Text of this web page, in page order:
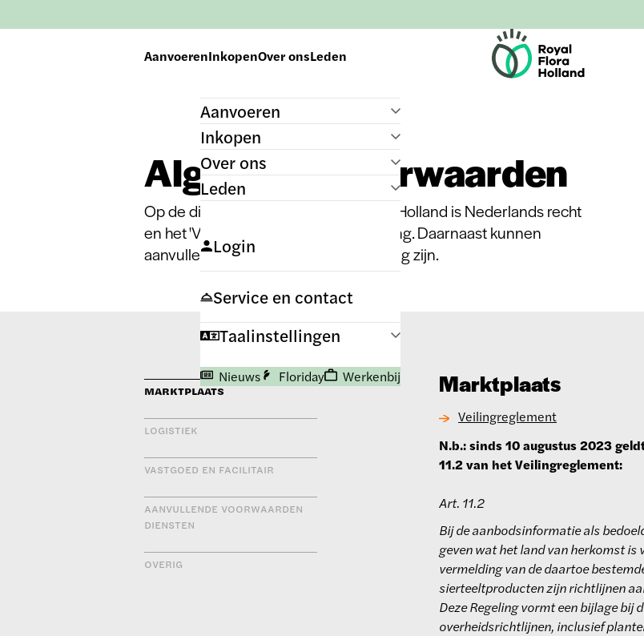
AanvoerenInkopenOver onsLeden
m
Aanvoeren
Inkopen
Over ons
Leden
Login
Service en contact
Taalinstellingen
Nieuws Floriday Werkenbij
Algemene voorwaarden
Op de dienstverlening van Royal FloraHolland is Nederlands recht
en het 'Veilingreglement' van toepassing. Daarnaast kunnen
aanvullende bepalingen van toepassing zijn.
MARKTPLAATS
LOGISTIEK
VASTGOED EN FACILITAIR
AANVULLENDE VOORWAARDEN
DIENSTEN
OVERIG
Marktplaats
Veilingreglement
N.b.: sinds 10 augustus 2023
11.2 van het Veilingreglement:
Art. 11.2
Bij de aanbodsinformatie als
geven wat het land van herkomst is
vermelding van de daartoe
sierteeltproducten zijn richtlijnen
Deze Regeling vormt een bijlage bij
overheidsrichtlijnen, inclusief